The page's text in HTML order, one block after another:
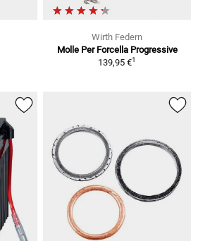
Wirth Federn
Molle Per Forcella Progressive
139,95 €1